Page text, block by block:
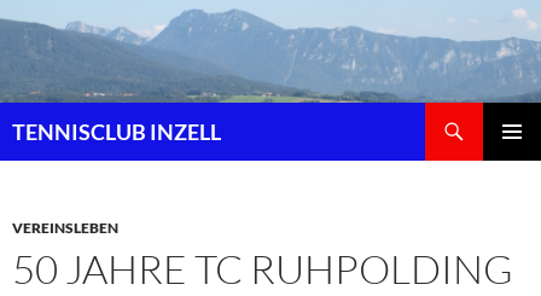
Zum
Inhalt
TENNISCLUB INZELL
VEREINSLEBEN
50 JAHRE TC RUHPOLDING